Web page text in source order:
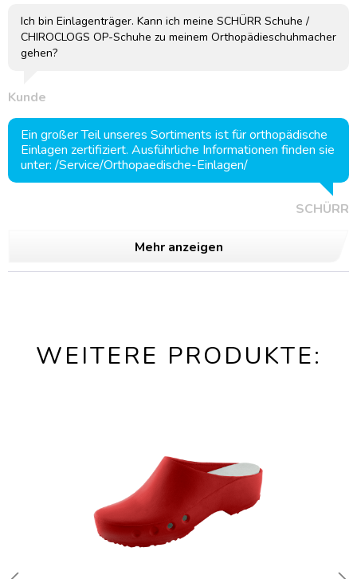
Ich bin Einlagenträger. Kann ich meine SCHÜRR Schuhe /
CHIROCLOGS OP-Schuhe zu meinem Orthopädieschuhmacher
gehen?
Kunde
Ein großer Teil unseres Sortiments ist für orthopädische
Einlagen zertifiziert. Ausführliche Informationen finden sie
unter: /Service/Orthopaedische-Einlagen/
SCHÜRR
Mehr anzeigen
WEITERE PRODUKTE: